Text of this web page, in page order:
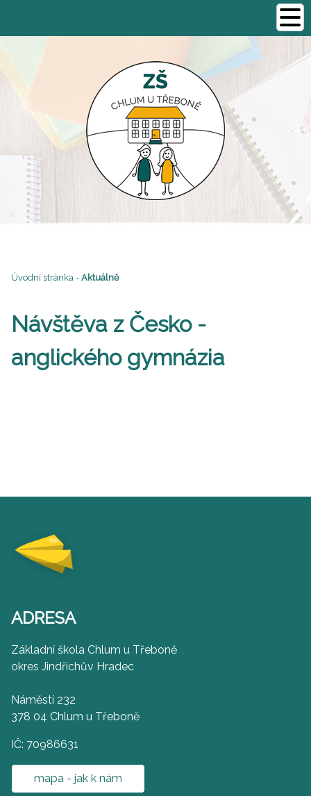
Úvodní stránka - Aktuálně
Návštěva z Česko -
anglického gymnázia
ADRESA
Základní škola Chlum u Třeboně
okres Jindřichův Hradec
Náměstí 232
378 04 Chlum u Třeboně
IČ: 70986631
mapa - jak k nám